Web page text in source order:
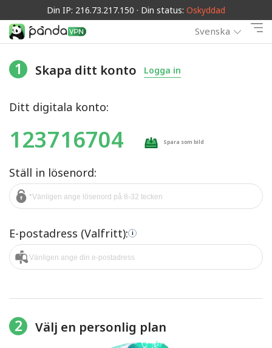
Din IP: 216.73.217.150 · Din status: Oskyddad
Svenska
1 Skapa ditt konto Logga in
Ditt digitala konto:
123716704 Spara som bild
Ställ in lösenord:
E-postadress (Valfritt): i
2 Välj en personlig plan